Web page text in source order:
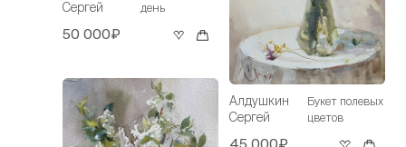
Сергей
день
50 000₽
Алдушкин
Сергей
Букет полевых
цветов
45 000₽